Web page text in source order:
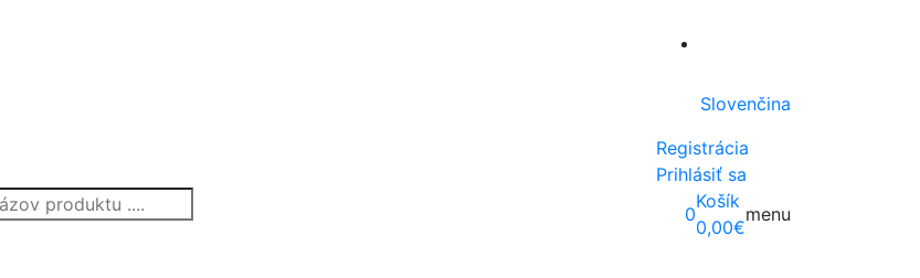
Slovenčina
Registrácia
Prihlásiť sa
0
Košík
0,00€
menu